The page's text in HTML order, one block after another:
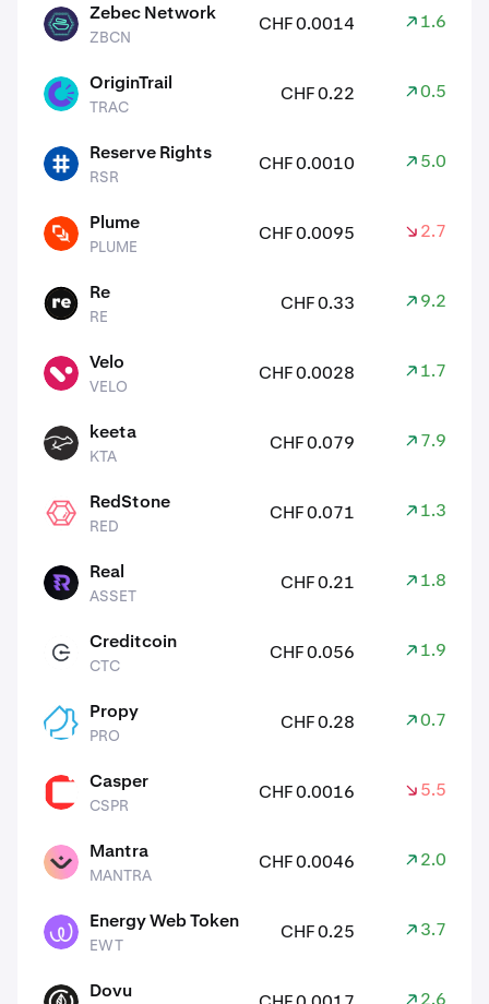
ZBCN Zebec Network
ZBCN
CHF 0.0014 1.60%
TRAC OriginTrail
TRAC
CHF 0.22 0.50%
RSR Reserve Rights
RSR
CHF 0.0010 5.00%
PLUME Plume
PLUME
CHF 0.0095 2.70%
RE Re
RE
CHF 0.33 9.20%
VELO Velo
VELO
CHF 0.0028 1.70%
KTA keeta
KTA
CHF 0.079 7.90%
RED RedStone
RED
CHF 0.071 1.30%
ASSET Real
ASSET
CHF 0.21 1.80%
CTC Creditcoin
CTC
CHF 0.056 1.90%
PRO Propy
PRO
CHF 0.28 0.70%
Casper
CSPR
CHF 0.0016 5.50%
MANTRA Mantra
MANTRA
CHF 0.0046 2.00%
EWT Energy Web Token
EWT
CHF 0.25 3.70%
DOVU Dovu 2.60%